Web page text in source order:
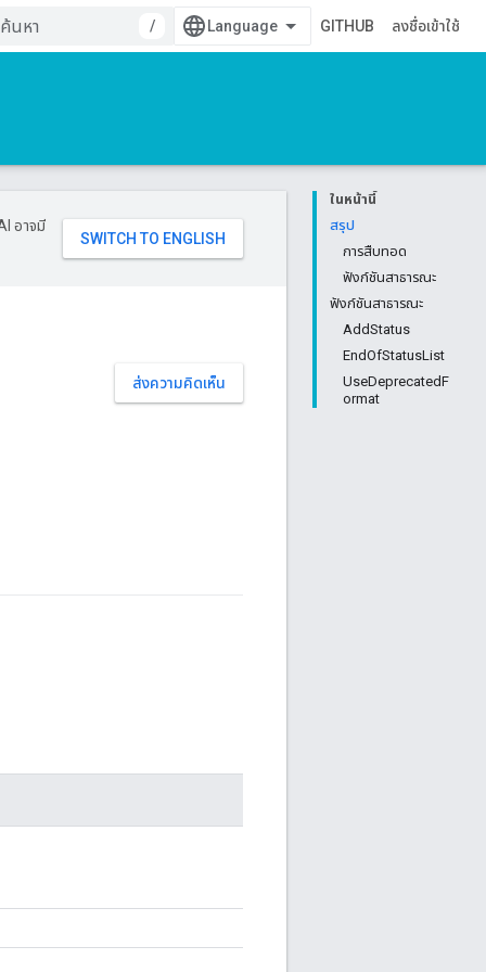
/
GITHUB ลงชื่อเข้าใช้
ในหน้านี้
สรุป
การสืบทอด
ฟังก์ชันสาธารณะ
ฟังก์ชันสาธารณะ
AddStatus
EndOfStatusList
UseDeprecatedF
ormat
อาจมี
ส่งความคิดเห็น